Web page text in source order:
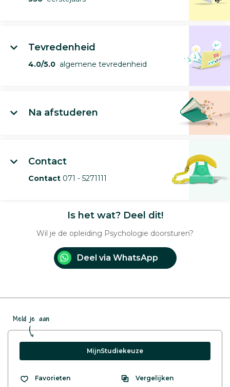
Tevredenheid
4.0/5.0 algemene tevredenheid
Na afstuderen
Contact
Contact 071 - 5271111
Is het wat? Deel dit!
Wil je de opleiding Psychologie doorsturen?
Deel via WhatsApp
Meld je aan
MijnStudiekeuze
Favorieten Vergelijken